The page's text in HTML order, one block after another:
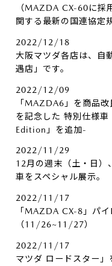
（MAZDA CX-60に採
関する最新の国連協定
2022/12/18
大阪マツダ各店は、自
遇店」です。
2022/12/09
「MAZDA6」を商品
を記念した 特別仕様
Edition」を追加-
2022/11/29
12月の週末（土・日
車をスペシャル展示。
2022/11/17
「MAZDA CX-8」パ
（11/26~11/27）
2022/11/17
マツダ ロードスター